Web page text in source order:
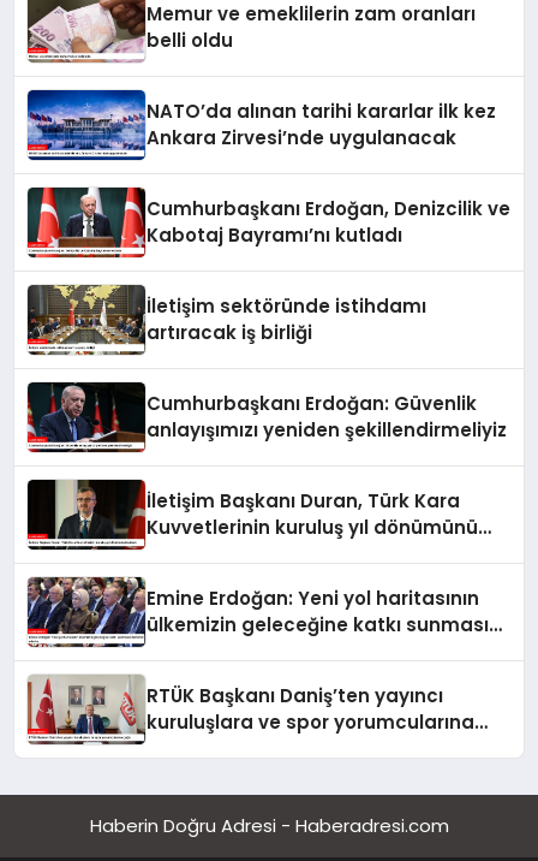
Memur ve emeklilerin zam oranları
belli oldu
NATO’da alınan tarihi kararlar ilk kez
Ankara Zirvesi’nde uygulanacak
Cumhurbaşkanı Erdoğan, Denizcilik ve
Kabotaj Bayramı’nı kutladı
İletişim sektöründe istihdamı
artıracak iş birliği
Cumhurbaşkanı Erdoğan: Güvenlik
anlayışımızı yeniden şekillendirmeliyiz
İletişim Başkanı Duran, Türk Kara
Kuvvetlerinin kuruluş yıl dönümünü
Emine Erdoğan: Yeni yol haritasının
ülkemizin geleceğine katkı sunmasını
RTÜK Başkanı Daniş’ten yayıncı
kuruluşlara ve spor yorumcularına
Haberin Doğru Adresi - Haberadresi.com